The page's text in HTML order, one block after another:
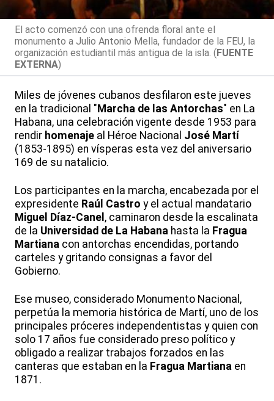
El acto comenzó con una ofrenda floral ante el
monumento a Julio Antonio Mella, fundador de la FEU, la
organización estudiantil más antigua de la isla. (FUENTE
EXTERNA)
Miles de jóvenes cubanos desfilaron este jueves
en la tradicional " Marcha de las Antorchas" en La
Habana, una celebración vigente desde 1953 para
rendir homenaje al Héroe Nacional José Martí
(1853-1895) en vísperas esta vez del aniversario
169 de su natalicio.
Los participantes en la marcha, encabezada por el
expresidente Raúl Castro y el actual mandatario
Miguel Díaz-Canel , caminaron desde la escalinata
de la Universidad de La Habana hasta la Fragua
Martiana con antorchas encendidas, portando
carteles y gritando consignas a favor del
Gobierno.
Ese museo, considerado Monumento Nacional,
perpetúa la memoria histórica de Martí, uno de los
principales próceres independentistas y quien con
solo 17 años fue considerado preso político y
obligado a realizar trabajos forzados en las
canteras que estaban en la Fragua Martiana en
1871.